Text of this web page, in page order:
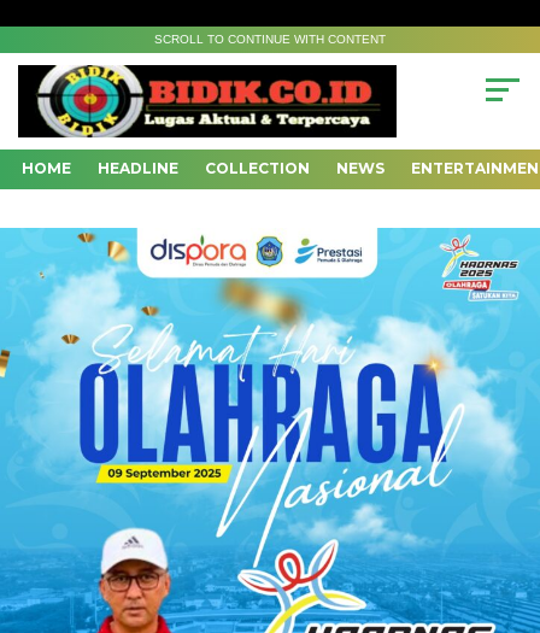
SCROLL TO CONTINUE WITH CONTENT
HOME HEADLINE COLLECTION NEWS